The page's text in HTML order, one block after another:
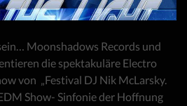
Moonshadows Records und
die spektakuläre Electro
von „Festival DJ Nik McLarsky.
Show- Sinfonie der Hoffnung